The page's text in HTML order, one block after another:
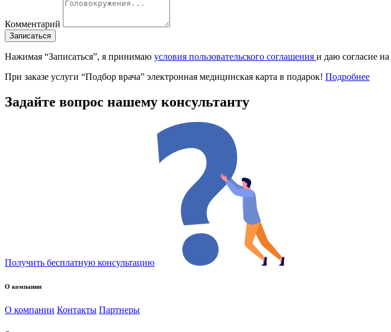
Комментарий
Записаться
Нажимая “Записаться”, я принимаю условия пользовательского соглашения и даю согласие на
При заказе услуги “Подбор врача” электронная медицинская карта в подарок! Подробнее
Задайте вопрос нашему консультанту
Получить бесплатную консультацию
О компании
О компании Контакты Партнеры